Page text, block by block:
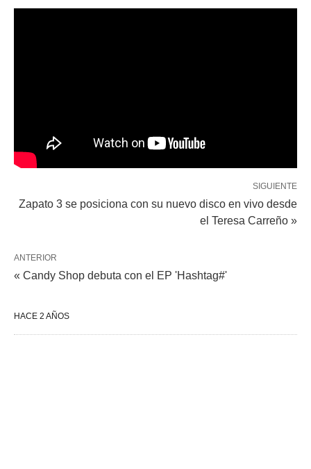
SIGUIENTE
Zapato 3 se posiciona con su nuevo disco en vivo desde
el Teresa Carreño »
ANTERIOR
« Candy Shop debuta con el EP 'Hashtag#'
HACE 2 AÑOS